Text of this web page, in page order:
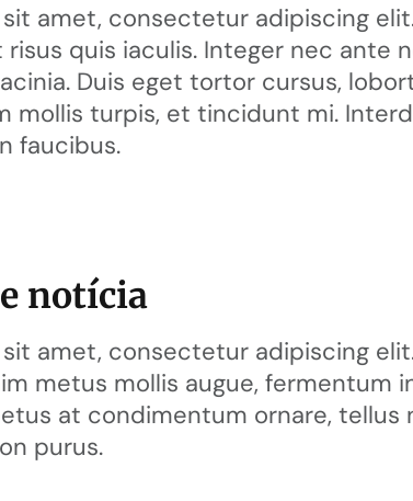
amet, consectetur adipiscing
quis iaculis. Integer nec ante
Duis eget tortor cursus,
mollis turpis, et tincidunt mi.
faucibus.
notícia
amet, consectetur adipiscing
metus mollis augue, fermentum
at condimentum ornare, tellus
purus.